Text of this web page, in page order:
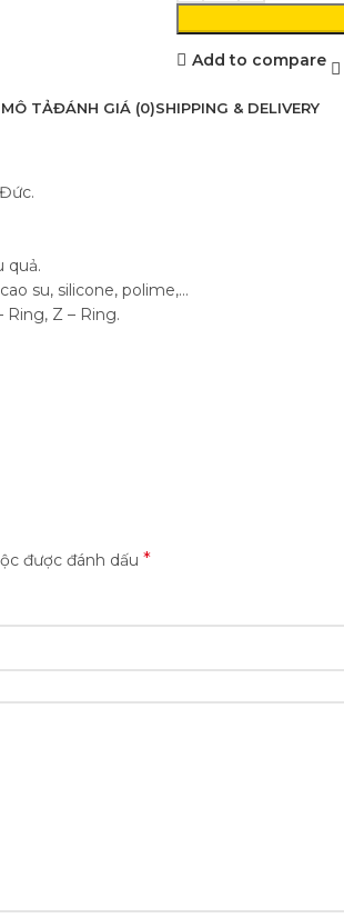
Add to compare
MÔ TẢĐÁNH GIÁ (0)SHIPPING & DELIVERY
quả.
su, silicone, polime,…
Z – Ring.
được đánh dấu *